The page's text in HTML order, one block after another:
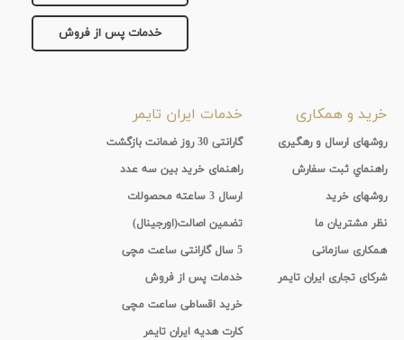
بیشتر...
خدمات پس از فروش
خرید و همکاری
روشهای ارسال و رهگیری
راهنماي ثبت سفارش
روشهای خرید
نظر مشتریان ما
همکاری سازمانی
شرکای تجاری ایران تایمر
خدمات ایران تایمر
گارانتی 30 روز ضمانت بازگشت
راهنمای خرید بین سه عدد
ارسال 3 ساعته محصولات
تضمین اصالت(اورجینال)
5 سال گارانتی ساعت مچی
خدمات پس از فروش
خرید اقساطی ساعت مچی
کارت هدیه ایران تایمر